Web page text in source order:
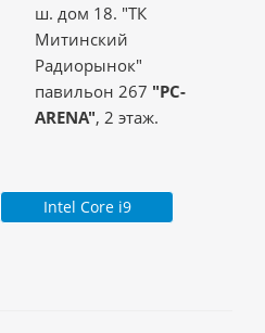
ш. дом 18. "ТК
Митинский
Радиорынок"
павильон 267 "PC-
ARENA", 2 этаж.
Intel Core i9